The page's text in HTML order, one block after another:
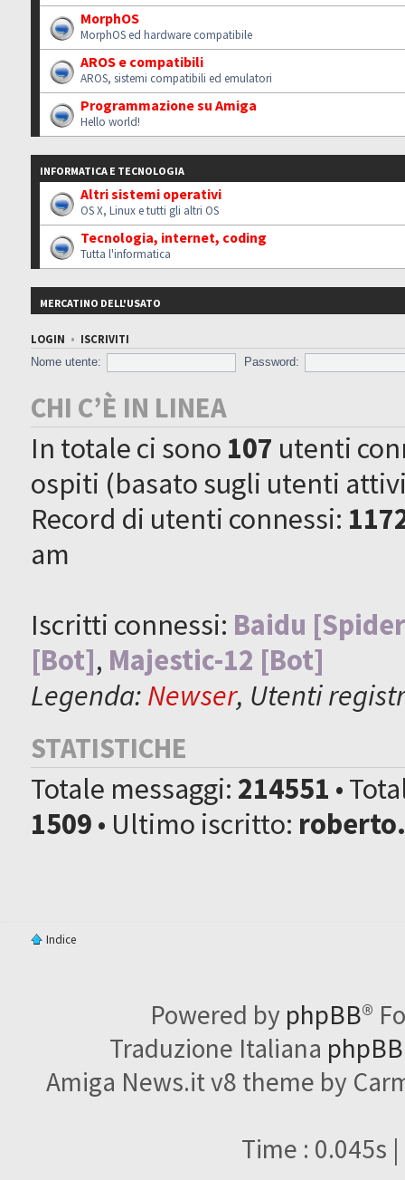
MorphOS
MorphOS ed hardware compatibile
AROS e compatibili
AROS, sistemi compatibili ed emulatori
Programmazione su Amiga
Hello world!
INFORMATICA E TECNOLOGIA
Altri sistemi operativi
OS X, Linux e tutti gli altri OS
Tecnologia, internet, coding
Tutta l'informatica
MERCATINO DELL'USATO
LOGIN • ISCRIVITI
Nome utente:
Password:
CHI C’È IN LINEA
In totale ci sono 107 utenti
ospiti (basato sugli utenti
Record di utenti connessi:
am
Iscritti connessi: Baidu
[Bot], Majestic-12 [Bot]
Legenda:Newser, Utenti
STATISTICHE
Totale messaggi: 214551 •
1509• Ultimo iscritto:
Indice
Powered by phpBB®
Traduzione Italiana
Amiga News.it v8 theme by
Time : 0.045s